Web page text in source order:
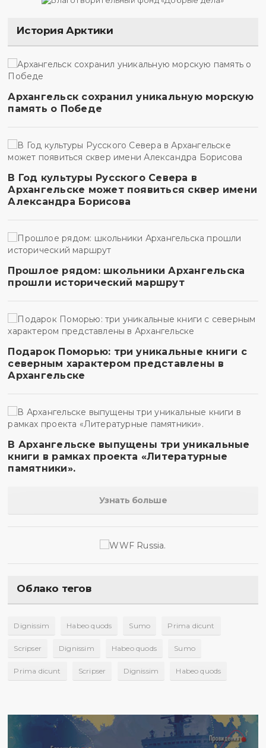
История Арктики
Архангельск сохранил уникальную морскую
память о Победе
В Год культуры Русского Севера в
Архангельске может появиться сквер имени
Александра Борисова
Прошлое рядом: школьники Архангельска
прошли исторический маршрут
Подарок Поморью: три уникальные книги с
северным характером представлены в
Архангельске
В Архангельске выпущены три уникальные
книги в рамках проекта «Литературные
памятники».
Узнать больше
Облако тегов
Dignissim Habeo quods Sumo Prima dicunt
Scripser Dignissim Habeo quods Sumo
Prima dicunt Scripser Dignissim Habeo quods